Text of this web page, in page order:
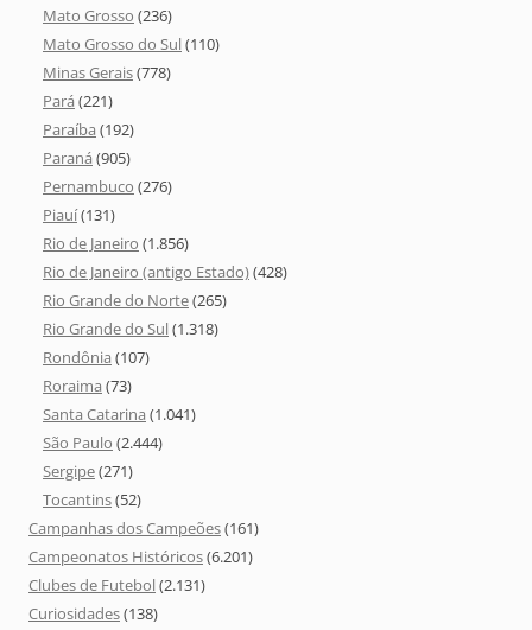
Mato Grosso (236)
Mato Grosso do Sul(110)
Minas Gerais(778)
Pará (221)
Paraíba (192)
Paraná (905)
Pernambuco (276)
Piauí(131)
Rio de Janeiro (1.856)
Rio de Janeiro (antigo Estado)(428)
Rio Grande do Norte(265)
Rio Grande do Sul(1.318)
Rondônia (107)
Roraima (73)
Santa Catarina (1.041)
São Paulo (2.444)
Sergipe(271)
Tocantins(52)
Campanhas dos Campeões(161)
Campeonatos Históricos(6.201)
Clubes de Futebol(2.131)
Curiosidades(138)